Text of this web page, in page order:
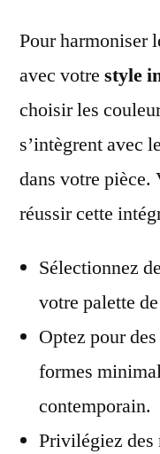
Pour harmoniser
avec votre style
choisir les
s’intègrent avec
dans votre pièce.
réussir cette
Sélectionnez
votre palette
Optez pour
formes
contemporain.
Privilégiez des